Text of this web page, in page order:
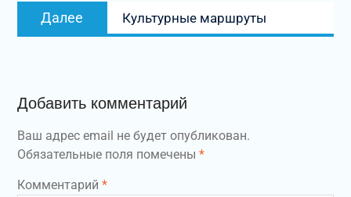
Далее
запись:
Культурные маршруты
Добавить комментарий
Ваш адрес email не будет опубликован.
Обязательные поля помечены *
Комментарий *